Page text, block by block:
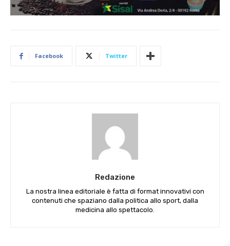
Facebook Twitter
Redazione
La nostra linea editoriale è fatta di format innovativi con
contenuti che spaziano dalla politica allo sport, dalla
medicina allo spettacolo.